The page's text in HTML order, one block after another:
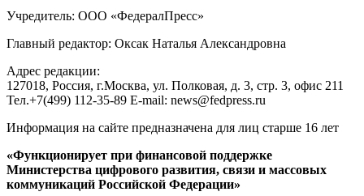
Учредитель: ООО «ФедералПресс»
Главный редактор: Оксак Наталья Александровна
Адрес редакции:
127018, Россия, г.Москва, ул. Полковая, д. 3, стр. 3, офис 211
Тел.+7(499) 112-35-89 E-mail: news@fedpress.ru
Информация на сайте предназначена для лиц старше 16 лет
«Функционирует при финансовой поддержке
Министерства цифрового развития, связи и массовых
коммуникаций Российской Федерации»